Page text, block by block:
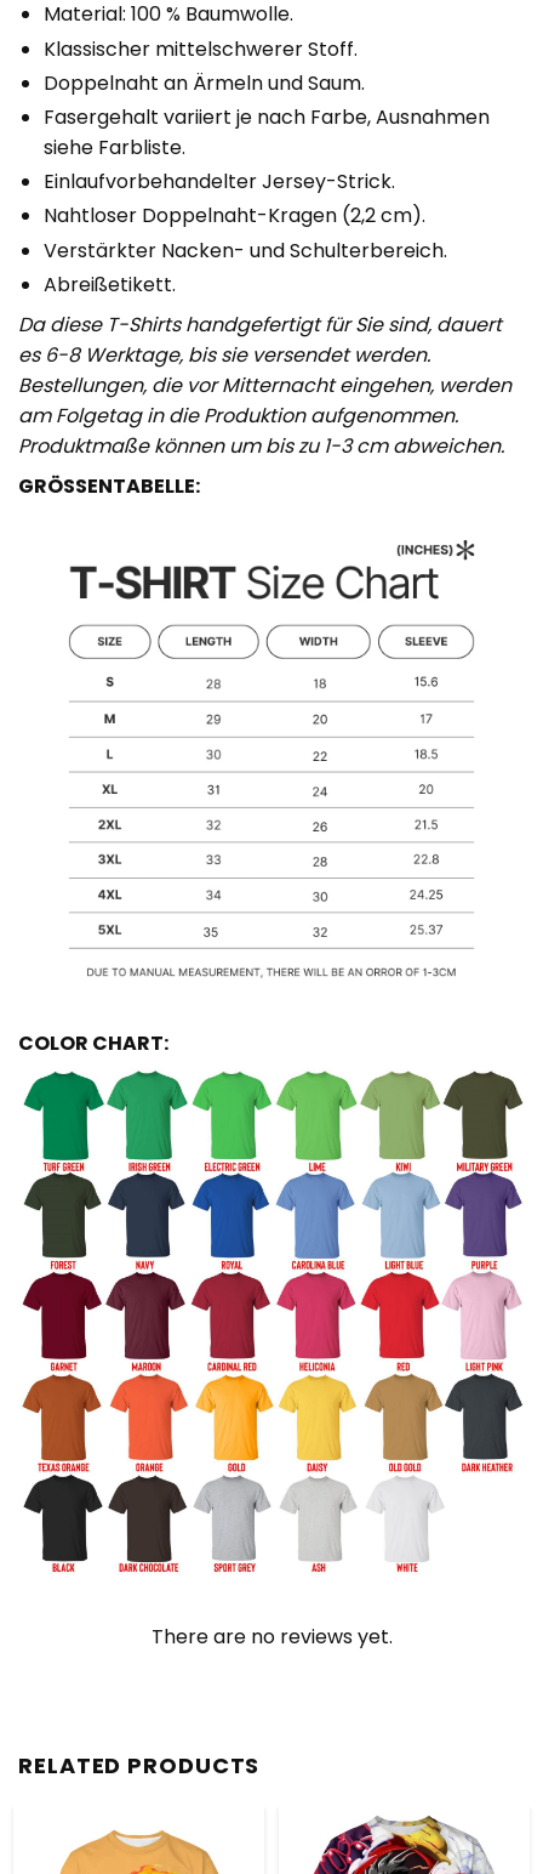
Material: 100 % Baumwolle.
Klassischer mittelschwerer Stoff.
Doppelnaht an Ärmeln und Saum.
Fasergehalt variiert je nach Farbe, Ausnahmen
siehe Farbliste.
Einlaufvorbehandelter Jersey-Strick.
Nahtloser Doppelnaht-Kragen (2,2 cm).
Verstärkter Nacken- und Schulterbereich.
Abreißetikett.
Da diese T-Shirts handgefertigt für Sie sind, dauert
es 6-8 Werktage, bis sie versendet werden.
Bestellungen, die vor Mitternacht eingehen, werden
am Folgetag in die Produktion aufgenommen.
Produktmaße können um bis zu 1-3 cm abweichen.
GRÖSSENTABELLE:
COLOR CHART:
There are no reviews yet.
RELATED PRODUCTS